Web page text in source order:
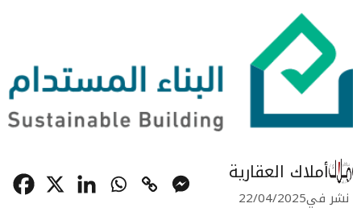
أملاك العقارية
نشر في22/04/2025